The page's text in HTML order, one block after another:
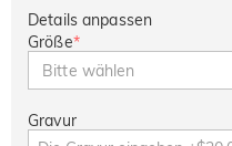
Details anpassen
Größe*
Bitte wählen
Gravur